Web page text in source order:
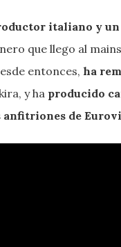
italiano y
que llego al
entonces, ha
y ha producido
de